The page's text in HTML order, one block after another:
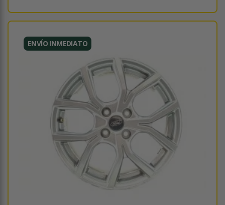
ENVÍO INMEDIATO